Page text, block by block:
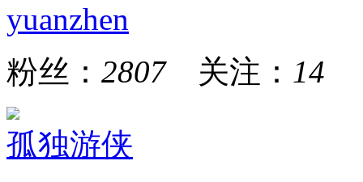
yuanzhen
粉丝： 2807关注： 14
孤独游侠